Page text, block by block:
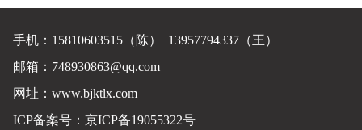
手机：15810603515（陈） 13957794337（王）
邮箱：748930863@qq.com
网址： www.bjktlx.com
ICP备案号： 京ICP备19055322号